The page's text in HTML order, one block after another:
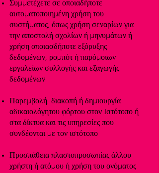
Συμμετέχετε σε οποιαδήποτε
αυτοματοποιημένη χρήση του
συστήματος, όπως χρήση σεναρίων για
την αποστολή σχολίων ή μηνυμάτων ή
χρήση οποιασδήποτε εξόρυξης
δεδομένων, ρομπότ ή παρόμοιων
εργαλείων συλλογής και εξαγωγής
δεδομένων
Παρεμβολή, διακοπή ή δημιουργία
αδικαιολόγητου φόρτου στον Ιστότοπο ή
στα δίκτυα και τις υπηρεσίες που
συνδέονται με τον ιστότοπο
Προσπάθεια πλαστοπροσωπίας άλλου
χρήστη ή ατόμου ή χρήση του ονόματος